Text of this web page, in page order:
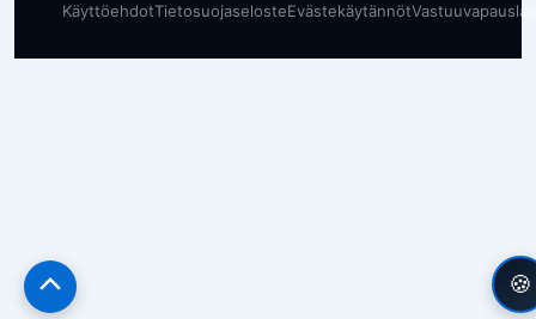
KäyttöehdotTietosuojaselosteEvästekäytännöt
🍪
Scroll